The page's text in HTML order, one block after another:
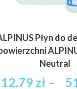
Płyn do
Neutral
12.79 zł –